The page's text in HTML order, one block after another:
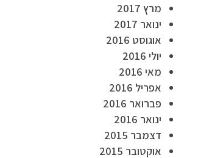
מרץ 2017
ינואר 2017
אוגוסט 2016
יולי 2016
מאי 2016
אפריל 2016
פברואר 2016
ינואר 2016
דצמבר 2015
אוקטובר 2015